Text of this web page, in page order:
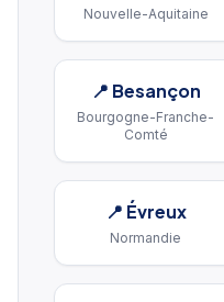
Nouvelle-Aquitaine
📍 Besançon
Bourgogne-Franche-
Comté
📍 Évreux
Normandie